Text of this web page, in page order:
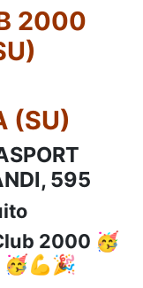
2000
(SU)
595
2000 🥳
🥳💪🎉